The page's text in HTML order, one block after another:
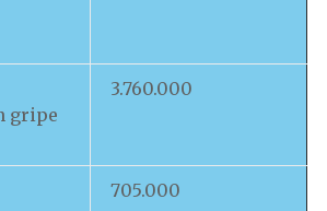
gripe
3.760.000
705.000